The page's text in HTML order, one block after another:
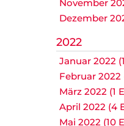
November
Dezember
2022
Januar 2022
Februar 2022
März 2022 (1
April 2022 (4
Mai 2022 (10